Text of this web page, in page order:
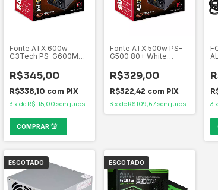
Fonte ATX 600w
C3Tech PS-G600M
Possui PFC Ativo, AC
100/240V
R$345,00
R$338,10 com PIX
3 x de R$115,00 sem juros
Fonte ATX 500w PS-
G500 80+ White
Ativo Bivolt
Automático
R$329,00
R$322,42 com PIX
3 x de R$109,67 sem juros 3 x
ESGOTADO ESGOTADO